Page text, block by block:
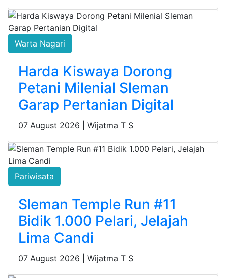
Warta Nagari
Harda Kiswaya Dorong
Petani Milenial Sleman
Garap Pertanian Digital
07 August 2026 | Wijatma T S
Pariwisata
Sleman Temple Run #11
Bidik 1.000 Pelari, Jelajah
Lima Candi
07 August 2026 | Wijatma T S